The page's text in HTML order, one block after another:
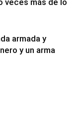
veces más de lo
armada y
y un arma